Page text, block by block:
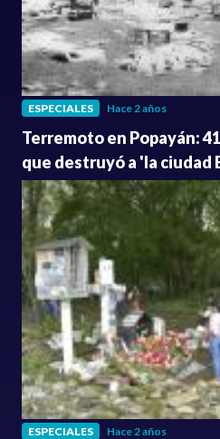
ESPECIALES Hace 2 años
Terremoto en Popayán:
que destruyó a 'la ciudad
ESPECIALES Hace 2 años